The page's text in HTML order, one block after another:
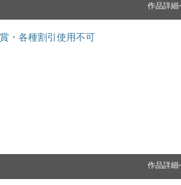
作品詳細
・各種割引使用不可
作品詳細